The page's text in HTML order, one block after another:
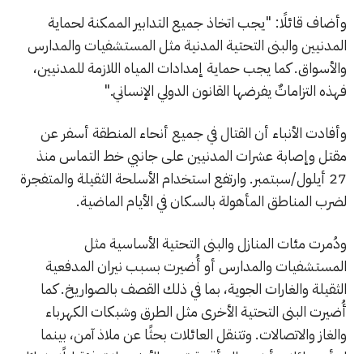
وأضاف قائلًا: "يجب اتخاذ جميع التدابير الممكنة لحماية
المدنيين والبنى التحتية المدنية مثل المستشفيات والمدارس
والأسواق. كما يجب حماية إمدادات المياه اللازمة للمدنيين،
فهذه التزاماتٌ يفرضها القانون الدولي الإنساني."
وأفادت الأنباء أن القتال في جميع أنحاء المنطقة أسفر عن
مقتل وإصابة عشرات المدنيين على جانبي خط التماس منذ
27 أيلول/سبتمبر. وارتفع استخدام الأسلحة الثقيلة والمتفجرة
لضرب المناطق المأهولة بالسكان في الأيام الماضية.
ودُمرت مئات المنازل والبنى التحتية الأساسية مثل
المستشفيات والمدارس أو أُضيرت بسبب نيران المدفعية
الثقيلة والغارات الجوية، بما في ذلك القصف بالصواريخ. كما
أُضيرت البنى التحتية الأخرى مثل الطرق وشبكات الكهرباء
والغاز والاتصالات. وتتنقل العائلات بحثًا عن ملاذ آمن، بينما